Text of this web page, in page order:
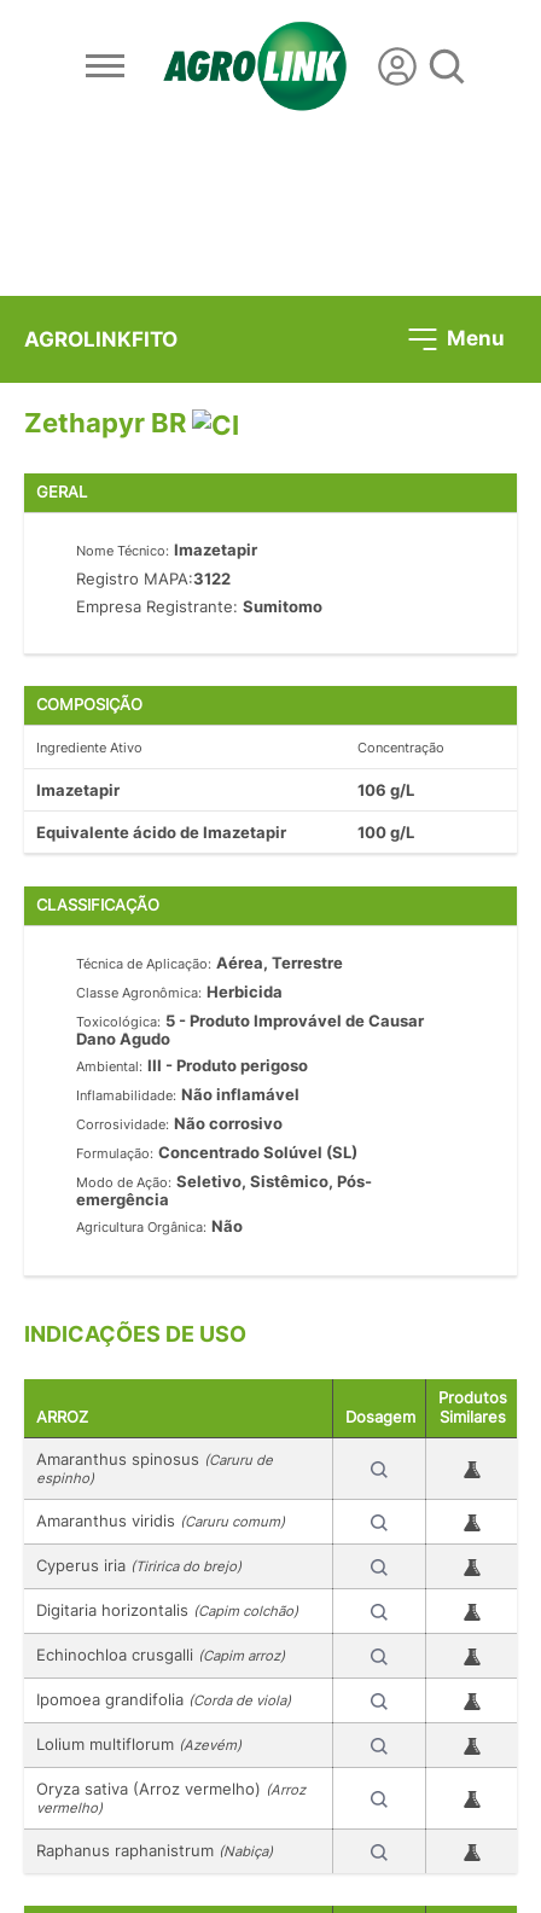
AGROLINKFITO Menu
Zethapyr BR
GERAL
Nome Técnico: Imazetapir
Registro MAPA:3122
Empresa Registrante:Sumitomo
COMPOSIÇÃO
Ingrediente Ativo Concentração
Imazetapir 106 g/L
Equivalente ácido de Imazetapir 100 g/L
CLASSIFICAÇÃO
Técnica de Aplicação: Aérea, Terrestre
Classe Agronômica: Herbicida
Toxicológica: 5 - Produto Improvável de Causar
Dano Agudo
Ambiental: III - Produto perigoso
Inflamabilidade: Não inflamável
Corrosividade: Não corrosivo
Formulação: Concentrado Solúvel (SL)
Modo de Ação: Seletivo, Sistêmico, Pós-
emergência
Agricultura Orgânica: Não
INDICAÇÕES DE USO
ARROZ Dosagem
Produtos
Similares
Amaranthus spinosus (Caruru de
espinho)
Amaranthus viridis (Caruru comum)
Cyperus iria (Tiririca do brejo)
Digitaria horizontalis (Capim colchão)
Echinochloa crusgalli (Capim arroz)
Ipomoea grandifolia (Corda de viola)
Lolium multiflorum (Azevém)
Oryza sativa (Arroz vermelho) (Arroz
vermelho)
Raphanus raphanistrum (Nabiça)